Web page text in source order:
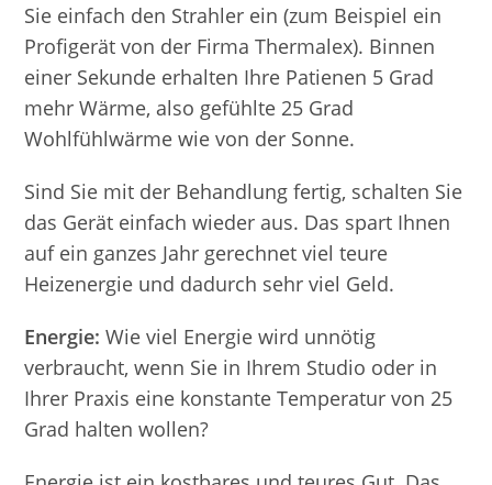
Sie einfach den Strahler ein (zum Beispiel ein
Profigerät von der Firma Thermalex). Binnen
einer Sekunde erhalten Ihre Patienen 5 Grad
mehr Wärme, also gefühlte 25 Grad
Wohlfühlwärme wie von der Sonne.
Sind Sie mit der Behandlung fertig, schalten Sie
das Gerät einfach wieder aus. Das spart Ihnen
auf ein ganzes Jahr gerechnet viel teure
Heizenergie und dadurch sehr viel Geld.
Energie: Wie viel Energie wird unnötig
verbraucht, wenn Sie in Ihrem Studio oder in
Ihrer Praxis eine konstante Temperatur von 25
Grad halten wollen?